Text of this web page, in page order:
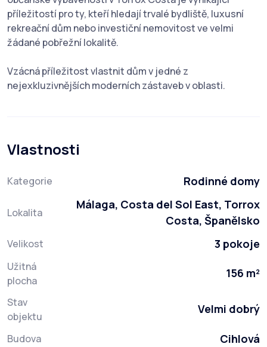
příležitostí pro ty, kteří hledají trvalé bydliště, luxusní
rekreační dům nebo investiční nemovitost ve velmi
žádané pobřežní lokalitě.
Vzácná příležitost vlastnit dům v jedné z
nejexkluzivnějších moderních zástaveb v oblasti.
Vlastnosti
Kategorie Rodinné domy
Lokalita
Málaga, Costa del Sol East, Torrox
Costa, Španělsko
Velikost 3 pokoje
Užitná
plocha
156 m²
Stav
objektu
Velmi dobrý
Budova Cihlová